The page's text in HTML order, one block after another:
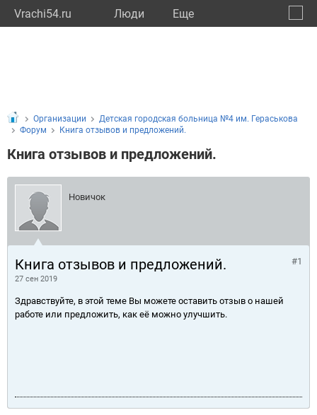
Vrachi54.ru Люди Eще
Организации
Детская городская больница №4 им. Гераськова
Форум
Книга отзывов и предложений.
Книга отзывов и предложений.
Новичок
Книга отзывов и предложений.
27 сен 2019
#1
Здравствуйте, в этой теме Вы можете оставить отзыв о нашей
работе или предложить, как её можно улучшить.